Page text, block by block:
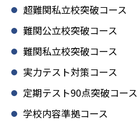
超難関私立校突破コース
難関公立校突破コース
難関私立校突破コース
実力テスト対策コース
定期テスト90点突破コース
学校内容準拠コース